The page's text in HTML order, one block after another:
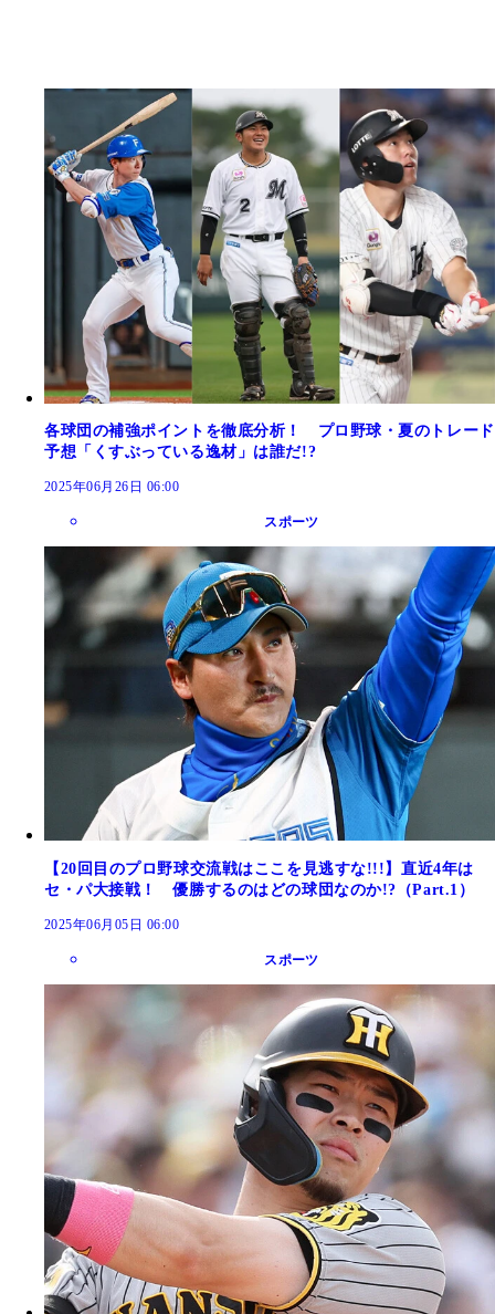
各球団の補強ポイントを徹底分析！ プロ野球・夏のトレード
予想「くすぶっている逸材」は誰だ!?
2025年06月26日 06:00
スポーツ
【20回目のプロ野球交流戦はここを見逃すな!!!】直近4年は
セ・パ大接戦！ 優勝するのはどの球団なのか!?（Part.1）
2025年06月05日 06:00
スポーツ